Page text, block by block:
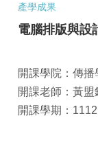
產學成果
電腦排版與設
開課學院：傳播
開課老師：黃盟
開課學期：1112